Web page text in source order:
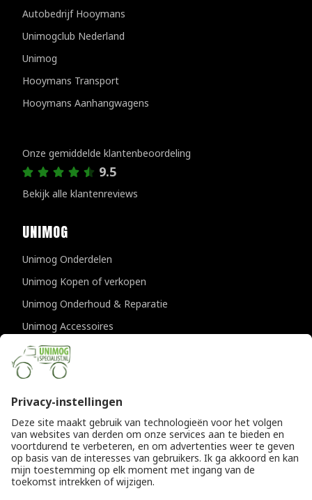
Autobedrijf Hooymans
Unimogclub Nederland
Unimog
Hooymans Transport
Hooymans Aanhangwagens
Onze gemiddelde klantenbeoordeling
9.5
Bekijk alle klantenreviews
UNIMOG
Unimog Onderdelen
Unimog Kopen of verkopen
Unimog Onderhoud & Reparatie
Unimog Accessoires
Unimog APK-keuringen
CONTACTGEGEVENS
Unimogspecialist
5334 JK Velddriel
T0418 632073
Einfo@unimogspecialist.nl